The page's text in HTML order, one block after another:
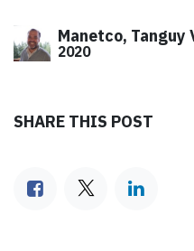
Manetco, Tanguy
2020
SHARE THIS POST